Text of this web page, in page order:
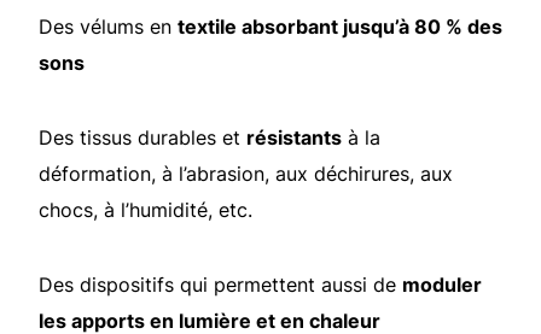
Des vélums en textile absorbant jusqu’à 80 % des
sons
Des tissus durables et résistants à la
déformation, à l’abrasion, aux déchirures, aux
chocs, à l’humidité, etc.
Des dispositifs qui permettent aussi de moduler
les apports en lumière et en chaleur